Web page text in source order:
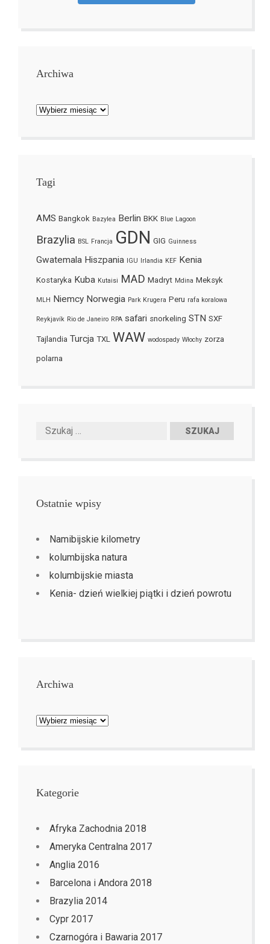
Archiwa
Archiwa
Tagi
AMS Bangkok Bazylea Berlin BKK Blue Lagoon
Brazylia BSL Francja GDN GIG Guinness
Gwatemala Hiszpania IGU Irlandia KEF Kenia
Kostaryka Kuba Kutaisi MAD Madryt Mdina Meksyk
MLH Niemcy Norwegia Park Krugera Peru rafa koralowa
Reykjavík Rio de Janeiro RPA safari snorkeling STN SXF
Tajlandia Turcja TXL WAW wodospady Włochy zorza
polarna
Ostatnie wpisy
Namibijskie kilometry
kolumbijska natura
kolumbijskie miasta
Kenia- dzień wielkiej piątki i dzień powrotu
Archiwa
Archiwa
Kategorie
Afryka Zachodnia 2018
Ameryka Centralna 2017
Anglia 2016
Barcelona i Andora 2018
Brazylia 2014
Cypr 2017
Czarnogóra i Bawaria 2017